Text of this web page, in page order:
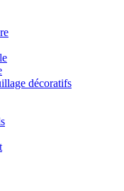
décoratifs